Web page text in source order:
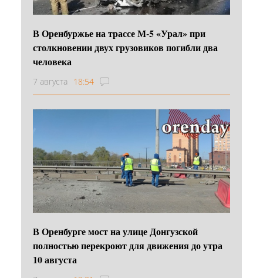
В Оренбуржье на трассе М-5 «Урал» при
столкновении двух грузовиков погибли два
человека
7 августа 18:54
В Оренбурге мост на улице Донгузской
полностью перекроют для движения до утра
10 августа